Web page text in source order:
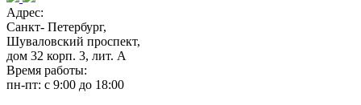
Адрес:
Санкт- Петербург,
Шуваловский проспект,
дом 32 корп. 3, лит. А
Время работы:
пн-пт: с 9:00 до 18:00